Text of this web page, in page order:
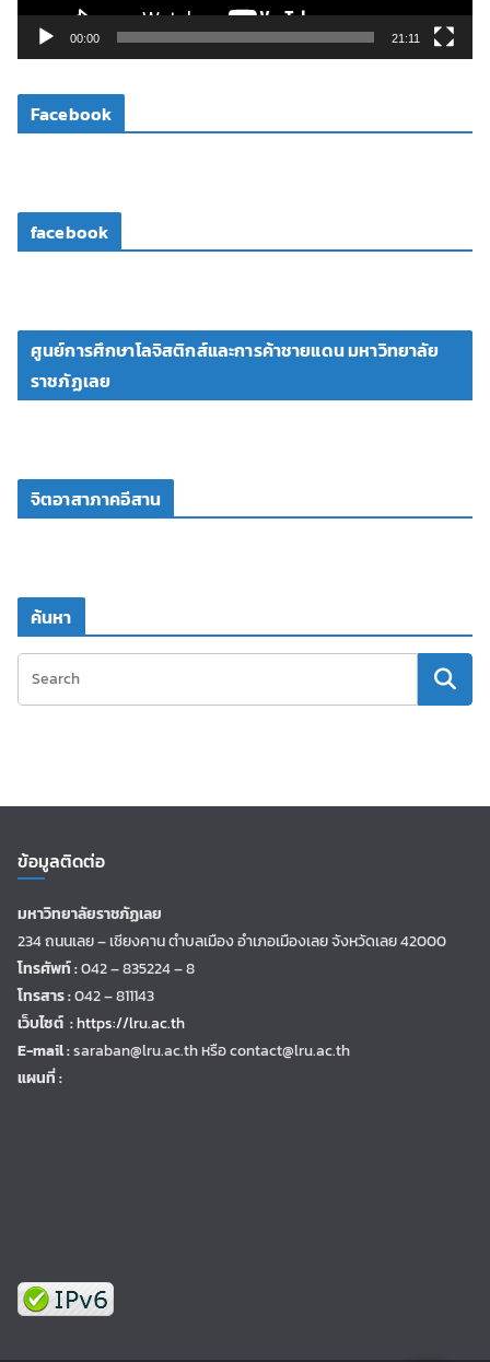
ดี
โ
00:00 21:11
Facebook
facebook
ศูนย์การศึกษาโลจิสติกส์และการค้าชายแดน มหาวิทยาลัย
ราชภัฏเลย
จิตอาสาภาคอีสาน
ค้นหา
ข้อมูลติดต่อ
มหาวิทยาลัยราชภัฏเลย
234 ถนนเลย – เชียงคาน ตำบลเมือง อำเภอเมืองเลย จังหวัดเลย 42000
โทรศัพท์ :042 – 835224 – 8
โทรสาร :042 – 811143
เว็บไซต์ :https://lru.ac.th
E-mail :saraban@lru.ac.thหรือ contact@lru.ac.th
แผนที่ :